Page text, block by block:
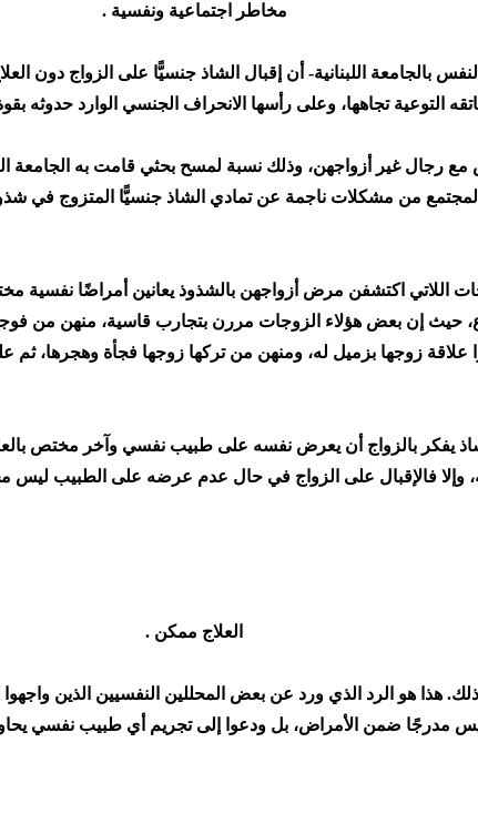
مخاطر اجتماعية ونفسية .
بالجامعة اللبنانية- أن إقبال الشاذ جنسيًّا على الزواج دون
التوعية تجاهها، وعلى رأسها الانحراف الجنسي الوارد حدوثه
من مشكلات ناجمة عن تمادي الشاذ جنسيًّا المتزوج في
اللاتي اكتشفن مرض أزواجهن بالشذوذ يعانين أمراضًا نفسية
حيث إن بعض هؤلاء الزوجات مررن بتجارب قاسية، منهن من
علاقة زوجها بزميل له، ومنهن من تركها زوجها فجأة وهجرها، ثم
يفكر بالزواج أن يعرض نفسه على طبيب نفسي وآخر مختص
وإلا فالإقبال على الزواج في حال عدم عرضه على الطبيب ليس
العلاج ممكن .
هذا هو الرد الذي ورد عن بعض المحللين النفسيين الذين واجهوا
مدرجًا ضمن الأمراض، بل ودعوا إلى تجريم أي طبيب نفسي